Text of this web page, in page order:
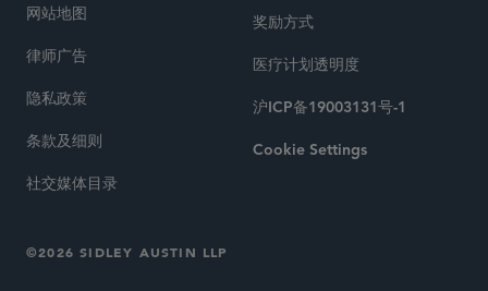
网站地图
律师广告
隐私政策
条款及细则
社交媒体目录
奖励方式
医疗计划透明度
沪ICP备19003131号-1
Cookie Settings
©2026 SIDLEY AUSTIN LLP